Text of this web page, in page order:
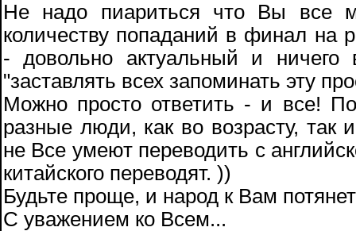
Не надо пиариться что Вы все
количеству попаданий в финал на
- довольно актуальный и
"заставлять всех запоминать эту
Можно просто ответить - и все!
разные люди, как во возрасту,
не Все умеют переводить с
китайского переводят. ))
Будьте проще, и народ к Вам
С уважением ко Всем...